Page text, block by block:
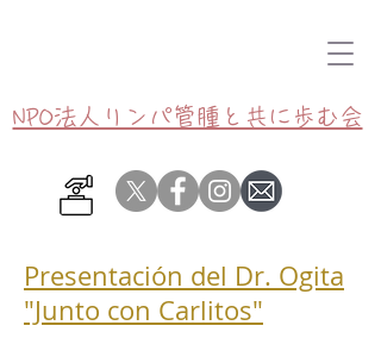
NPO法人リンパ管腫と共に歩む会
Presentación del Dr. Ogita
"Junto con Carlitos"